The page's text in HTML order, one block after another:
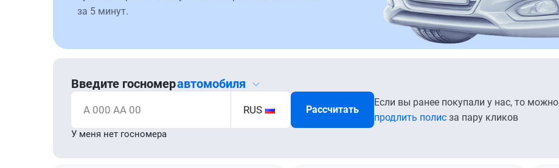
за 5 минут.
Введите госномеравтомобиля
А 000 АА 00 RUS Рассчитать
Если вы ранее покупали у нас, то можно
продлить полис за пару кликов
У меня нет госномера